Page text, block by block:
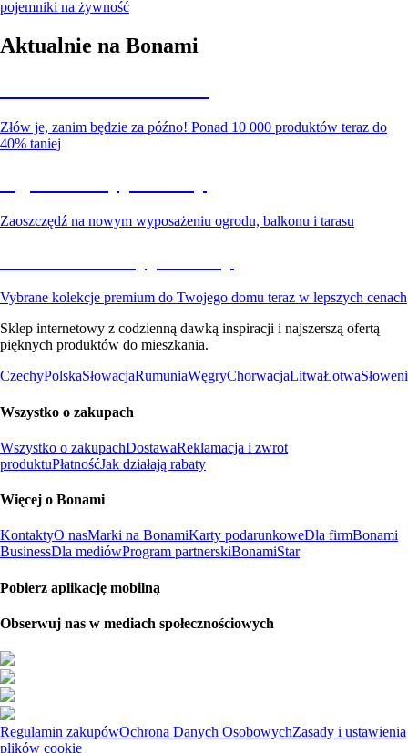
pojemniki na żywność
Aktualnie na Bonami
Złów je, zanim będzie za późno! Ponad 10 000 produktów teraz do
40% taniej
Zaoszczędź na nowym wyposażeniu ogrodu, balkonu i tarasu
Vybrane kolekcje premium do Twojego domu teraz w lepszych cenach
Sklep internetowy z codzienną dawką inspiracji i najszerszą ofertą
pięknych produktów do mieszkania.
CzechyPolskaSłowacjaRumuniaWęgryChorwacjaLitwaŁotwa
Wszystko o zakupach
Wszystko o zakupachDostawaReklamacja i zwrot
produktuPłatnośćJak działają rabaty
Więcej o Bonami
KontaktyO nasMarki na BonamiKarty podarunkoweDla firmBonami
BusinessDla mediówProgram partnerskiBonamiStar
Pobierz aplikację mobilną
Obserwuj nas w mediach społecznościowych
Regulamin zakupówOchrona Danych OsobowychZasady i ustawienia
plików cookie